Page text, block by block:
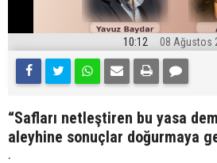
10:12 08 Ağustos
“Safları netleştiren bu yasa
aleyhine sonuçlar doğurmaya
.